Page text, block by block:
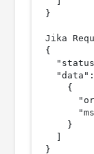
}
Jika
{
"data":
    {
    }